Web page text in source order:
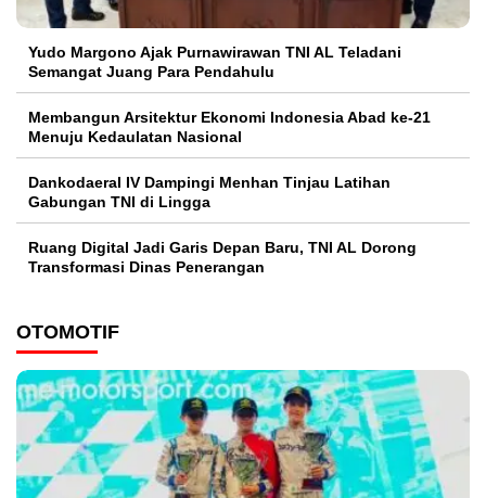
Yudo Margono Ajak Purnawirawan TNI AL Teladani
Semangat Juang Para Pendahulu
Membangun Arsitektur Ekonomi Indonesia Abad ke-21
Menuju Kedaulatan Nasional
Dankodaeral IV Dampingi Menhan Tinjau Latihan
Gabungan TNI di Lingga
Ruang Digital Jadi Garis Depan Baru, TNI AL Dorong
Transformasi Dinas Penerangan
OTOMOTIF